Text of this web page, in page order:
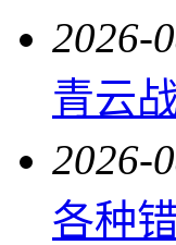
2026-
青云
2026-
各种